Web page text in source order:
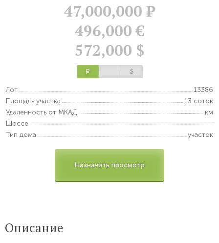
47,000,000 Р
496,000 €
572,000 $
Р $
Лот
13386
Площадь участка
13 соток
Удаленность от МКАД
км
Шоссе
Тип дома
участок
Назначить просмотр
Описание